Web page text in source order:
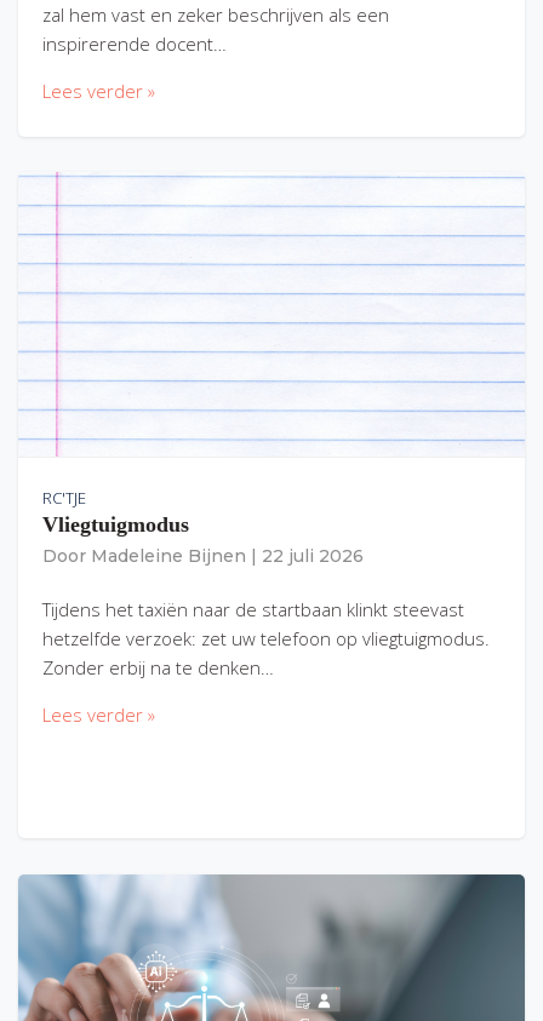
zal hem vast en zeker beschrijven als een
inspirerende docent…
Lees verder »
RC'TJE
Vliegtuigmodus
Door Madeleine Bijnen 22 juli 2026
Tijdens het taxiën naar de startbaan klinkt steevast
hetzelfde verzoek: zet uw telefoon op vliegtuigmodus.
Zonder erbij na te denken…
Lees verder »